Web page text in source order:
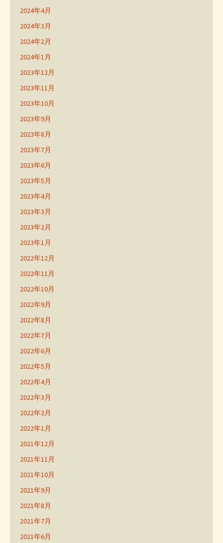
2024年4月
2024年3月
2024年2月
2024年1月
2023年12月
2023年11月
2023年10月
2023年9月
2023年8月
2023年7月
2023年6月
2023年5月
2023年4月
2023年3月
2023年2月
2023年1月
2022年12月
2022年11月
2022年10月
2022年9月
2022年8月
2022年7月
2022年6月
2022年5月
2022年4月
2022年3月
2022年2月
2022年1月
2021年12月
2021年11月
2021年10月
2021年9月
2021年8月
2021年7月
2021年6月